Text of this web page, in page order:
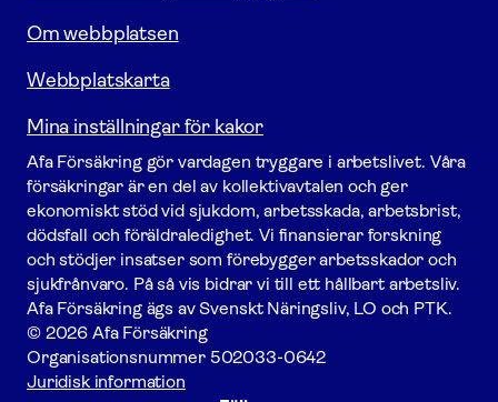
Om webbplatsen
Webbplatskarta
Mina inställningar för kakor
Afa För­säkring gör vardagen tryggare i arbetslivet. Våra
försäk­ringar är en del av kollektivavtalen och ger
ekonomiskt stöd vid sjukdom, arbetsskada, arbetsbrist,
dödsfall och föräldraledighet. Vi finansierar forskning
och stödjer insatser som förebygger arbets­skador och
sjukfrånvaro. På så vis bidrar vi till ett hållbart arbetsliv.
Afa För­säkring ägs av Svenskt Näringsliv, LO och PTK.
© 2026 Afa Försäkring
Organisationsnummer 502033-0642
Juridisk information